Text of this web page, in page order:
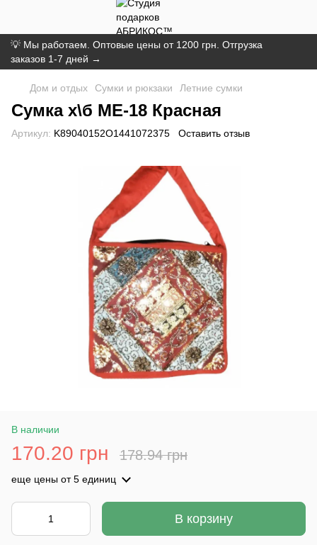
💡 Мы работаем. Оптовые цены от 1200 грн. Отгрузка
заказов 1-7 дней →
Дом и отдых Сумки и рюкзаки Летние сумки
Сумка х\б ME-18 Красная
Артикул: K89040152O1441072375 Оставить отзыв
В наличии
170.20 грн 178.94 грн
еще цены от 5 единиц
В корзину